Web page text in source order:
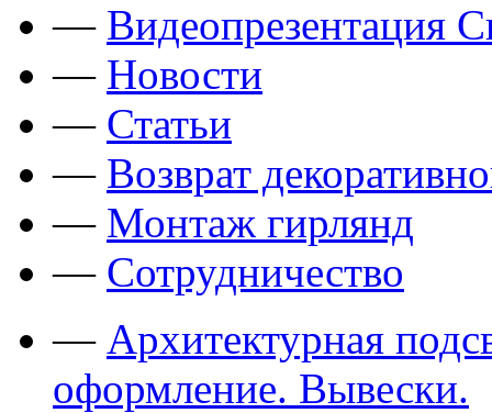
— Видеопрезентация
— Новости
— Статьи
— Возврат
— Монтаж гирлянд
— Сотрудничество
— Архитектурная
оформление. Вывески.